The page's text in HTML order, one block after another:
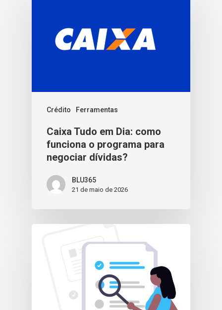
Crédito Ferramentas
Caixa Tudo em Dia: como
funciona o programa para
negociar dívidas?
BLU365
21 de maio de 2026